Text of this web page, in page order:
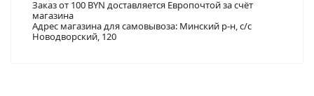
Заказ от 100 BYN доставляется Европочтой за счёт
магазина
Адрес магазина для самовывоза: Минский р-н, с/с
Новодворский, 120